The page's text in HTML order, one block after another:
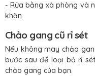
- Rửa bằng xà phòng và
khăn.
Chảo gang cũ rỉ sét
Nếu không may chảo
bước sau để loại bỏ rỉ
chảo gang của bạn.